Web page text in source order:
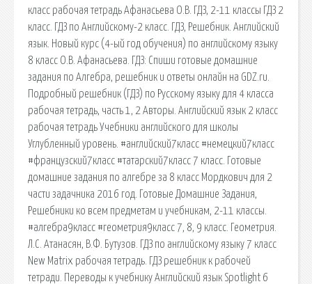
класс рабочая тетрадь Афанасьева О.В. ГДЗ, 2-11 классы ГДЗ 2
класс. ГДЗ по Английскому-2 класс. ГДЗ, Решебник. Английский
язык. Новый курс (4-ый год обучения) по английскому языку
8 класс О.В. Афанасьева. ГДЗ: Спиши готовые домашние
задания по Алгебра, решебник и ответы онлайн на GDZ.ru.
Подробный решебник (ГДЗ) по Русскому языку для 4 класса
рабочая тетрадь, часть 1, 2 Авторы. Английский язык 2 класс
рабочая тетрадь Учебники английского для школы
Углубленный уровень. #английский7класс #немецкий7класс
#французский7класс #татарский7класс 7 класс. Готовые
домашние задания по алгебре за 8 класс Мордкович для 2
части задачника 2016 год. Готовые Домашние Задания,
Решебники ко всем предметам и учебникам, 2-11 классы.
#алгебра9класс #геометрия9класс 7, 8, 9 класс. Геометрия.
Л.С. Атанасян, В.Ф. Бутузов. ГДЗ по английскому языку 7 класс
New Matrix рабочая тетрадь. ГДЗ решебник к рабочей
тетради. Переводы к учебнику Английский язык Spotlight 6